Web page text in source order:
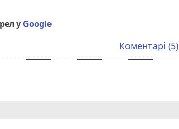
у Google
Коментарі (5)